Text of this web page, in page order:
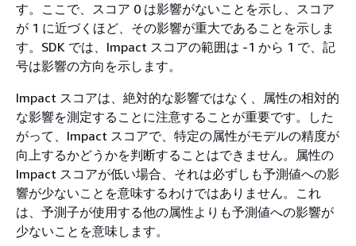
す。ここで、スコア 0 は影響がないことを示し、スコア
が 1 に近づくほど、その影響が重大であることを示しま
す。SDK では、Impact スコアの範囲は -1 から 1 で、記
号は影響の方向を示します。
Impact スコアは、絶対的な影響ではなく、属性の相対的
な影響を測定することに注意することが重要です。した
がって、Impact スコアで、特定の属性がモデルの精度が
向上するかどうかを判断することはできません。属性の
Impact スコアが低い場合、それは必ずしも予測値への影
響が少ないことを意味するわけではありません。これ
は、予測子が使用する他の属性よりも予測値への影響が
少ないことを意味します。